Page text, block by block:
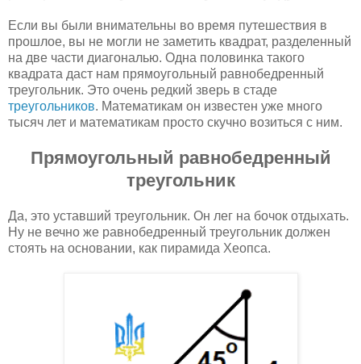
Если вы были внимательны во время путешествия в
прошлое, вы не могли не заметить квадрат, разделенный
на две части диагональю. Одна половинка такого
квадрата даст нам прямоугольный равнобедренный
треугольник. Это очень редкий зверь в стаде
треугольников. Математикам он известен уже много
тысяч лет и математикам просто скучно возиться с ним.
Прямоугольный равнобедренный
треугольник
Да, это уставший треугольник. Он лег на бочок отдыхать.
Ну не вечно же равнобедренный треугольник должен
стоять на основании, как пирамида Хеопса.